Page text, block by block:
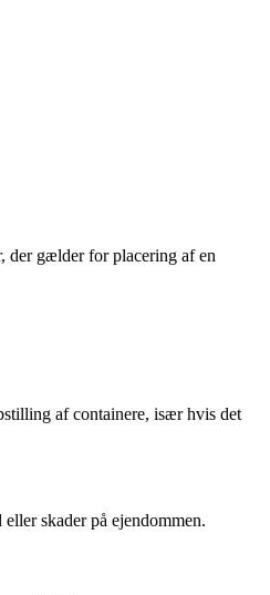
der gælder for placering af en
af containere, især hvis det
skader på ejendommen.